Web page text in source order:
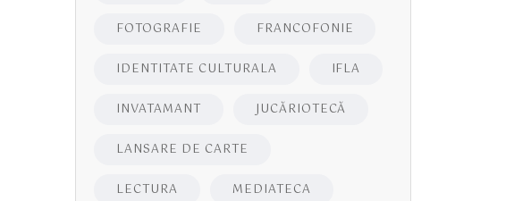
FOTOGRAFIE FRANCOFONIE
IDENTITATE CULTURALA IFLA
INVATAMANT JUCĂRIOTECĂ
LANSARE DE CARTE
LECTURA MEDIATECA